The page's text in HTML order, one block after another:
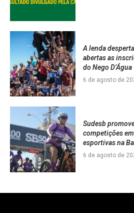
A lenda
abertas as
do Nego D’Água
6 de agosto de
Sudesb
competições
esportivas na
6 de agosto de